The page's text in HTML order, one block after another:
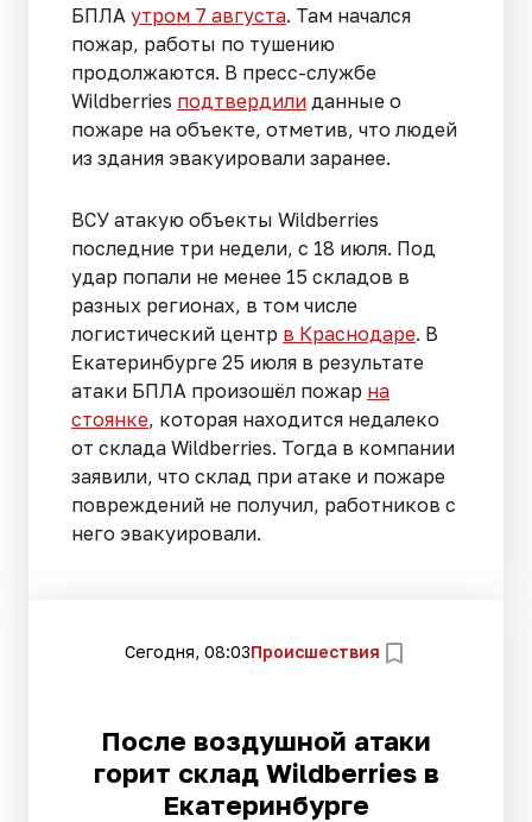
БПЛА утром 7 августа. Там начался
пожар, работы по тушению
продолжаются. В пресс-службе
Wildberries подтвердили данные о
пожаре на объекте, отметив, что людей
из здания эвакуировали заранее.
ВСУ атакую объекты Wildberries
последние три недели, с 18 июля. Под
удар попали не менее 15 складов в
разных регионах, в том числе
логистический центр в Краснодаре. В
Екатеринбурге 25 июля в результате
атаки БПЛА произошёл пожар на
стоянке, которая находится недалеко
от склада Wildberries. Тогда в компании
заявили, что склад при атаке и пожаре
повреждений не получил, работников с
него эвакуировали.
Сегодня, 08:03Происшествия
После воздушной атаки
горит склад Wildberries в
Екатеринбурге